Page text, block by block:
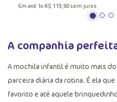
Em até 1x R$ 119, 90sem juros
A companhia
A mochila infantil é muito mais
parceira diária da rotina. É ela
favorito e até aquele